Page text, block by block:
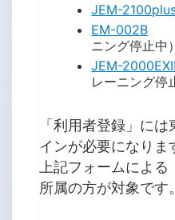
JEM-
EM-002B
ニング停止中）
JEM-2000EXII
レーニング停
「利用者登録」に
インが必要になりま
上記フォームによ
所属の方が対象です。